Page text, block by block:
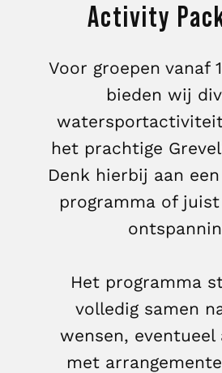
Activity
Voor groepen vanaf
bieden wij
het prachtige
Denk hierbij aan
programma of
Het programma
volledig samen
wensen, eventueel
met